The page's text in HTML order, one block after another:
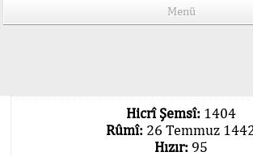
Menü
Hicrî Şemsî: 1404
Rûmî: 26 Temmuz
Hızır: 95